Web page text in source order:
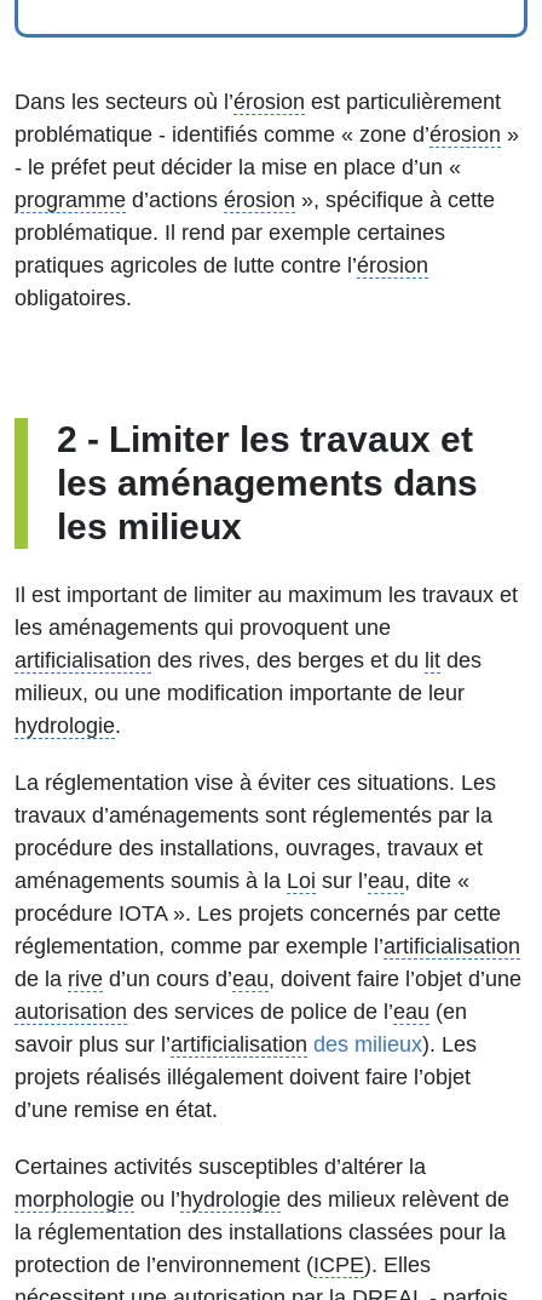
Dans les secteurs où l’érosion est particulièrement
problématique - identifiés comme « zone d’érosion »
- le préfet peut décider la mise en place d’un «
programme d’actions érosion », spécifique à cette
problématique. Il rend par exemple certaines
pratiques agricoles de lutte contre l’érosion
obligatoires.
2 - Limiter les travaux et
les aménagements dans
les milieux
Il est important de limiter au maximum les travaux et
les aménagements qui provoquent une
artificialisation des rives, des berges et du lit des
milieux, ou une modification importante de leur
hydrologie.
La réglementation vise à éviter ces situations. Les
travaux d’aménagements sont réglementés par la
procédure des installations, ouvrages, travaux et
aménagements soumis à la Loi sur l’eau, dite «
procédure IOTA ». Les projets concernés par cette
réglementation, comme par exemple l’artificialisation
de la rive d’un cours d’eau, doivent faire l’objet d’une
autorisation des services de police de l’eau (en
savoir plus sur l’artificialisation des milieux). Les
projets réalisés illégalement doivent faire l’objet
d’une remise en état.
Certaines activités susceptibles d’altérer la
morphologie ou l’hydrologie des milieux relèvent de
la réglementation des installations classées pour la
protection de l’environnement (ICPE). Elles